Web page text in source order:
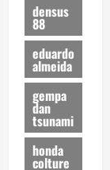
densus
88
eduardo
almeida
gempa
dan
tsunami
honda
colture